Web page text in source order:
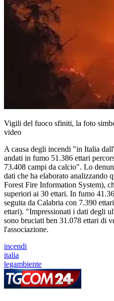
Vigili del fuoco sfiniti, la foto
video
A causa degli incendi "in Italia
andati in fumo 51.386 ettari
73.408 campi da calcio". Lo
dati che ha elaborato analizzando
Forest Fire Information System),
superiori ai 30 ettari. In fumo
seguita da Calabria con 7.390
ettari). "Impressionati i dati degli
sono bruciati ben 31.078 ettari di
l'associazione.
incendi
italia
legambiente